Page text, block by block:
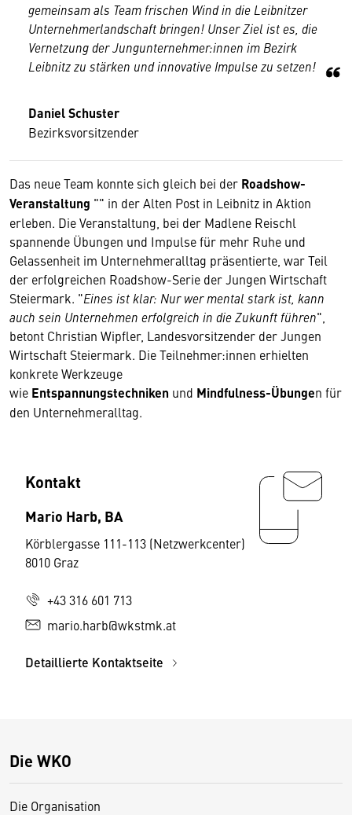
gemeinsam als Team frischen Wind in die Leibnitzer
Unternehmerlandschaft bringen! Unser Ziel ist es, die
Vernetzung der Jungunternehmer:innen im Bezirk
Leibnitz zu stärken und innovative Impulse zu setzen!
Daniel Schuster
Bezirksvorsitzender
Das neue Team konnte sich gleich bei der Roadshow-
Veranstaltung "" in der Alten Post in Leibnitz in Aktion
erleben. Die Veranstaltung, bei der Madlene Reischl
spannende Übungen und Impulse für mehr Ruhe und
Gelassenheit im Unternehmeralltag präsentierte, war Teil
der erfolgreichen Roadshow-Serie der Jungen Wirtschaft
Steiermark. "Eines ist klar: Nur wer mental stark ist, kann
auch sein Unternehmen erfolgreich in die Zukunft führen",
betont Christian Wipfler, Landesvorsitzender der Jungen
Wirtschaft Steiermark. Die Teilnehmer:innen erhielten
konkrete Werkzeuge
wie Entspannungstechniken und Mindfulness-Übungen für
den Unternehmeralltag.
Kontakt
Mario Harb, BA
Körblergasse 111-113 (Netzwerkcenter)
8010 Graz
+43 316 601 713
mario.harb@wkstmk.at
Detaillierte Kontaktseite
Die WKO
Die Organisation